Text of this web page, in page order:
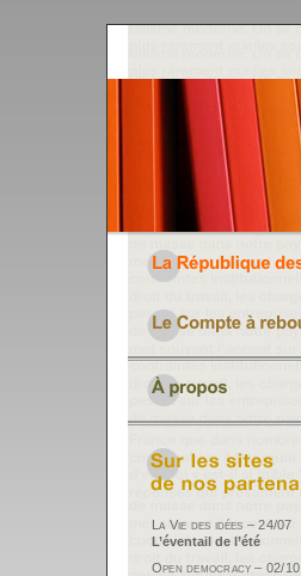
La Vie des idées – 24/07
L’éventail de l’été
Open democracy – 02/10